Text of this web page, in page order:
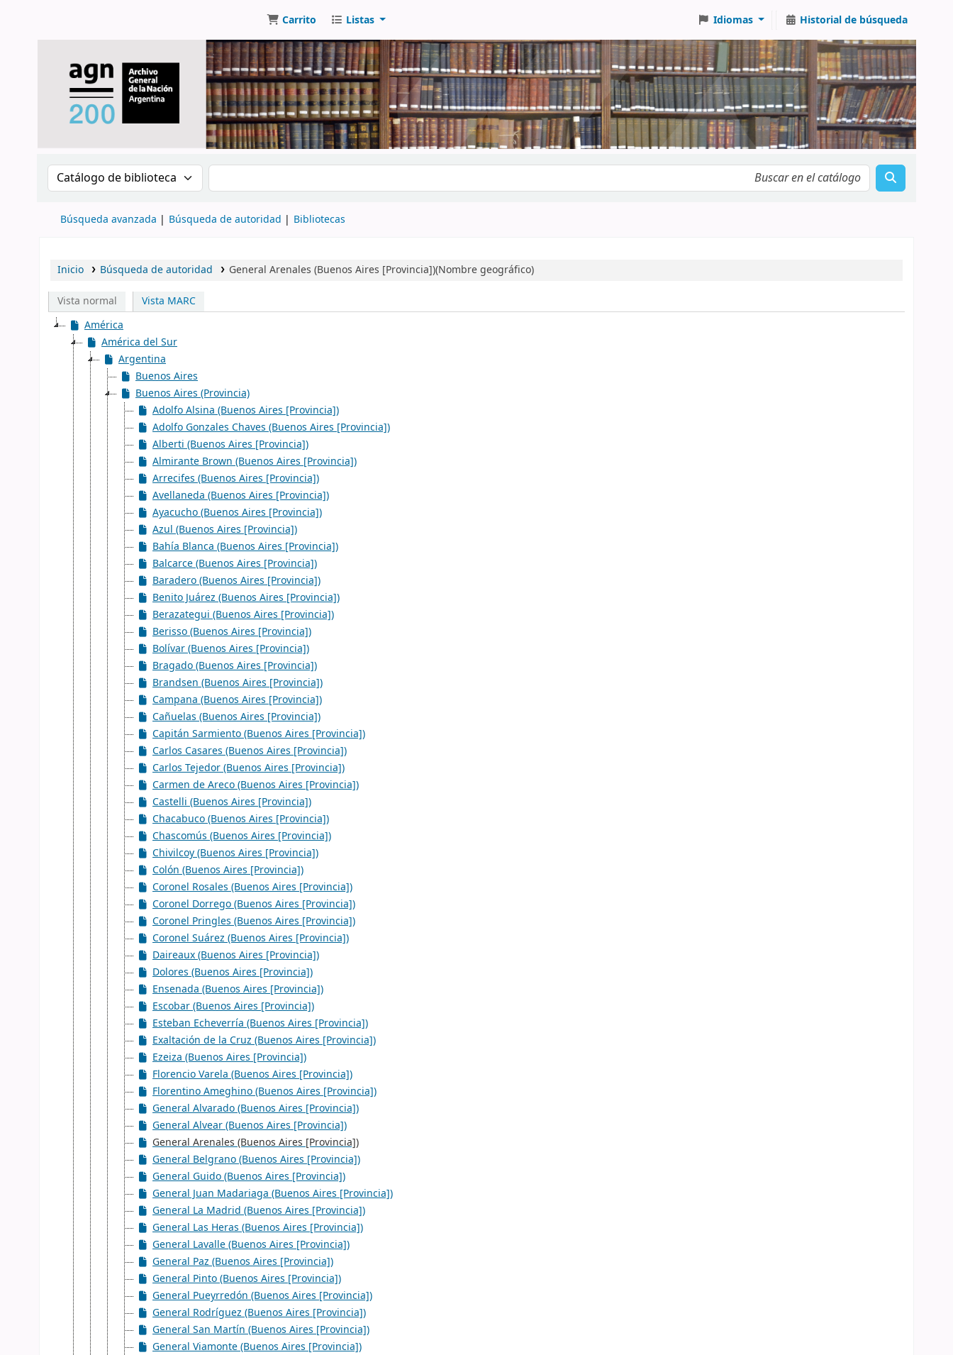
Carrito Listas Idiomas Historial de búsqueda
Buscar en el catálogo por: Buscar en el catálogo
Búsqueda avanzada Búsqueda de autoridad Bibliotecas
Inicio Búsqueda de autoridad General Arenales (Buenos Aires [Provincia])(Nombre geográfico)
Vista normal
Vista MARC
América
América del Sur
Argentina
Buenos Aires
Buenos Aires (Provincia)
Adolfo Alsina (Buenos Aires [Provincia])
Adolfo Gonzales Chaves (Buenos Aires [Provincia])
Alberti (Buenos Aires [Provincia])
Almirante Brown (Buenos Aires [Provincia])
Arrecifes (Buenos Aires [Provincia])
Avellaneda (Buenos Aires [Provincia])
Ayacucho (Buenos Aires [Provincia])
Azul (Buenos Aires [Provincia])
Bahía Blanca (Buenos Aires [Provincia])
Balcarce (Buenos Aires [Provincia])
Baradero (Buenos Aires [Provincia])
Benito Juárez (Buenos Aires [Provincia])
Berazategui (Buenos Aires [Provincia])
Berisso (Buenos Aires [Provincia])
Bolívar (Buenos Aires [Provincia])
Bragado (Buenos Aires [Provincia])
Brandsen (Buenos Aires [Provincia])
Campana (Buenos Aires [Provincia])
Cañuelas (Buenos Aires [Provincia])
Capitán Sarmiento (Buenos Aires [Provincia])
Carlos Casares (Buenos Aires [Provincia])
Carlos Tejedor (Buenos Aires [Provincia])
Carmen de Areco (Buenos Aires [Provincia])
Castelli (Buenos Aires [Provincia])
Chacabuco (Buenos Aires [Provincia])
Chascomús (Buenos Aires [Provincia])
Chivilcoy (Buenos Aires [Provincia])
Colón (Buenos Aires [Provincia])
Coronel Rosales (Buenos Aires [Provincia])
Coronel Dorrego (Buenos Aires [Provincia])
Coronel Pringles (Buenos Aires [Provincia])
Coronel Suárez (Buenos Aires [Provincia])
Daireaux (Buenos Aires [Provincia])
Dolores (Buenos Aires [Provincia])
Ensenada (Buenos Aires [Provincia])
Escobar (Buenos Aires [Provincia])
Esteban Echeverría (Buenos Aires [Provincia])
Exaltación de la Cruz (Buenos Aires [Provincia])
Ezeiza (Buenos Aires [Provincia])
Florencio Varela (Buenos Aires [Provincia])
Florentino Ameghino (Buenos Aires [Provincia])
General Alvarado (Buenos Aires [Provincia])
General Alvear (Buenos Aires [Provincia])
General Arenales (Buenos Aires [Provincia])
General Belgrano (Buenos Aires [Provincia])
General Guido (Buenos Aires [Provincia])
General Juan Madariaga (Buenos Aires [Provincia])
General La Madrid (Buenos Aires [Provincia])
General Las Heras (Buenos Aires [Provincia])
General Lavalle (Buenos Aires [Provincia])
General Paz (Buenos Aires [Provincia])
General Pinto (Buenos Aires [Provincia])
General Pueyrredón (Buenos Aires [Provincia])
General Rodríguez (Buenos Aires [Provincia])
General San Martín (Buenos Aires [Provincia])
General Viamonte (Buenos Aires [Provincia])